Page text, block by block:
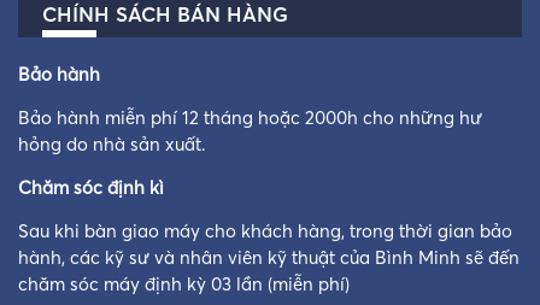
CHÍNH SÁCH BÁN HÀNG
Bảo hành
Bảo hành miễn phí 12 tháng hoặc 2000h cho những hư
hỏng do nhà sản xuất.
Chăm sóc định kì
Sau khi bàn giao máy cho khách hàng, trong thời gian bảo
hành, các kỹ sư và nhân viên kỹ thuật của Bình Minh sẽ đến
chăm sóc máy định kỳ 03 lần (miễn phí)